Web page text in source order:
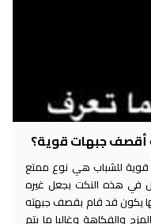
جبهات قوية؟
للشباب هي نوع ممتع
في هذه النكت بجعل غيره
يكون قد قام بقصف جبهته
والفكاهة وغالبا ما يتم